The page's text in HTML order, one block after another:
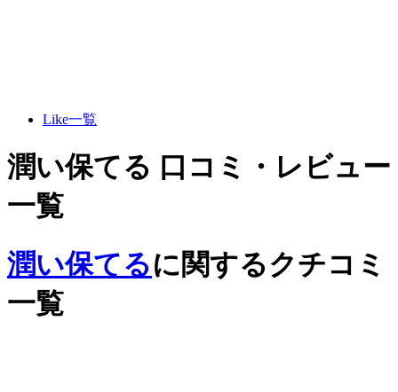
Like一覧
潤い保てる 口コミ・レビュー
一覧
潤い保てるに関するクチコミ
一覧